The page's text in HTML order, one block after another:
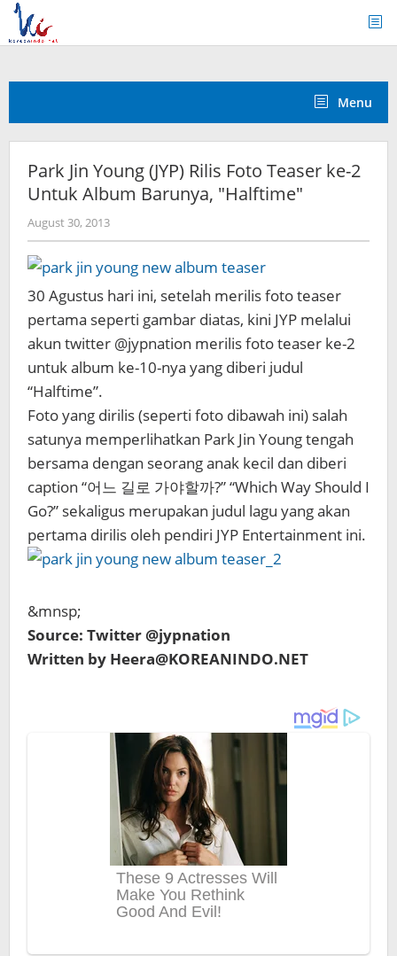
Skip
content
Menu
Park Jin Young (JYP) Rilis Foto Teaser ke-2
Untuk Album Barunya, "Halftime"
August 30, 2013by
Koreanindo
30 Agustus hari ini, setelah merilis foto teaser
pertama seperti gambar diatas, kini JYP melalui
akun twitter @jypnation merilis foto teaser ke-2
untuk album ke-10-nya yang diberi judul
“Halftime”.
Foto yang dirilis (seperti foto dibawah ini) salah
satunya memperlihatkan Park Jin Young tengah
bersama dengan seorang anak kecil dan diberi
caption “어느 길로 가야할까?” “Which Way Should I
Go?” sekaligus merupakan judul lagu yang akan
pertama dirilis oleh pendiri JYP Entertainment ini.
&mnsp;
Source: Twitter @jypnation
Written by Heera@KOREANINDO.NET